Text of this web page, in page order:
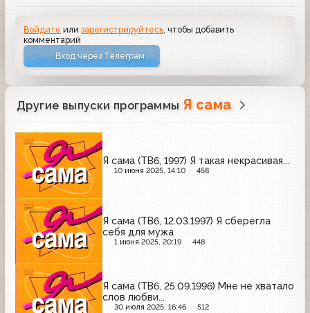
Войдите илизарегистрируйтесь , чтобы добавить
комментарий
Вход через Телеграм
Другие выпуски программы Я сама
Я сама (ТВ6, 1997) Я такая некрасивая...
10 июня 2025, 14:10 458
Я сама (ТВ6, 12.03.1997) Я сберегла
себя для мужа
1 июня 2025, 20:19 448
Я сама (ТВ6, 25.09.1996) Мне не хватало
слов любви...
30 июля 2025, 16:46 512